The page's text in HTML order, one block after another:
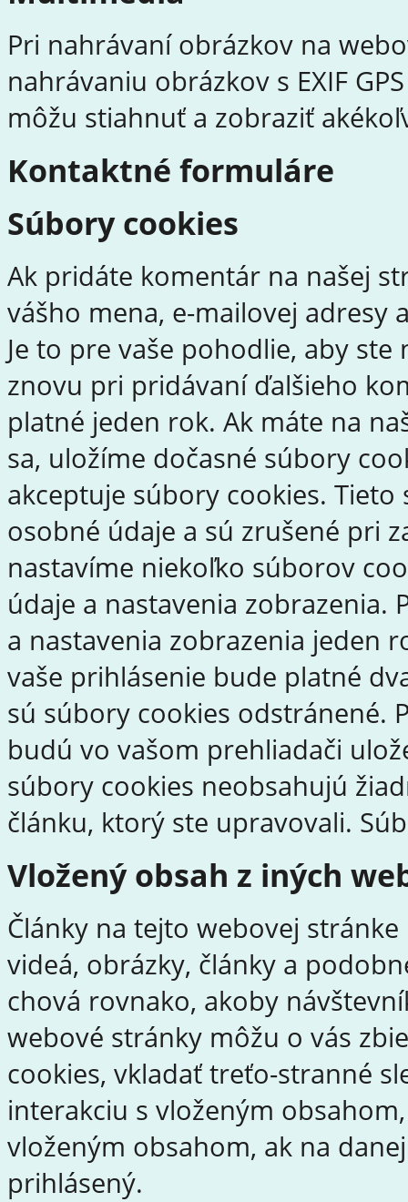
Pri nahrávaní obrázkov na
nahrávaniu obrázkov s EXIF
môžu stiahnuť a zobraziť
Kontaktné formuláre
Súbory cookies
Ak pridáte komentár na našej
vášho mena, e-mailovej adresy
Je to pre vaše pohodlie, aby
znovu pri pridávaní ďalšieho
platné jeden rok. Ak máte na
sa, uložíme dočasné súbory
akceptuje súbory cookies.
osobné údaje a sú zrušené pri
nastavíme niekoľko súborov
údaje a nastavenia zobrazenia.
a nastavenia zobrazenia jeden
vaše prihlásenie bude platné
sú súbory cookies odstránené.
budú vo vašom prehliadači
súbory cookies neobsahujú
článku, ktorý ste upravovali.
Vložený obsah z iných
Články na tejto webovej
videá, obrázky, články a
chová rovnako, akoby
webové stránky môžu o vás
cookies, vkladať treťo-stranné
interakciu s vloženým
vloženým obsahom, ak na
prihlásený.